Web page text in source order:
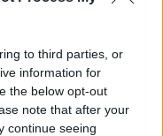
to third parties, or
information for
the below opt-out
note that after your
continue seeing